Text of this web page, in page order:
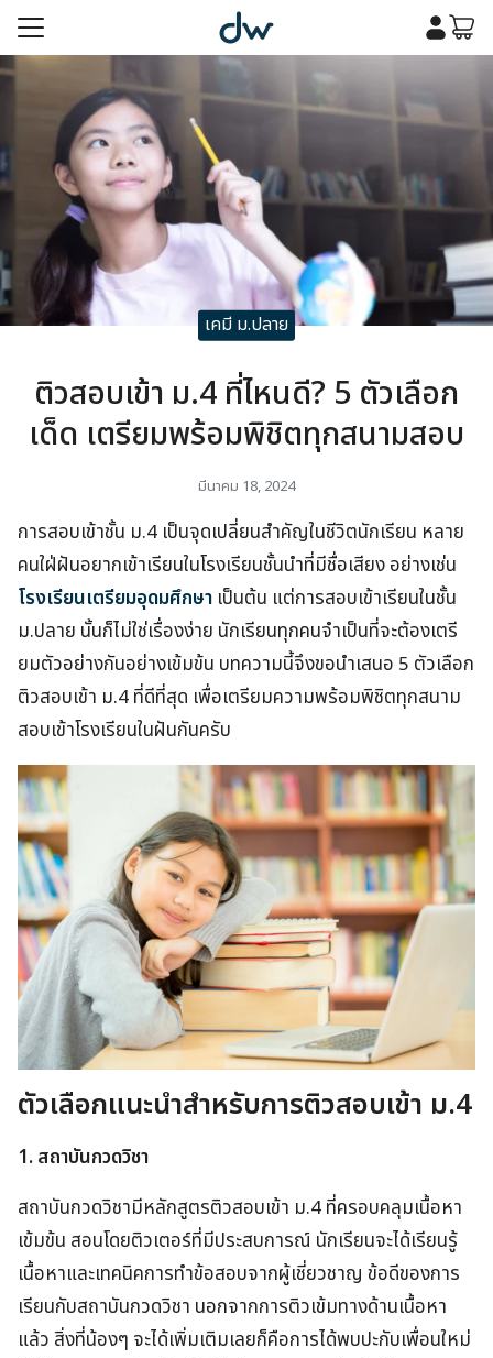
Skip
content
มี
เรา
เคมี ม.ปลาย
ติวสอบเข้า ม.4 ที่ไหนดี? 5 ตัวเลือก
เด็ด เตรียมพร้อมพิชิตทุกสนามสอบ
มีนาคม 18, 2024
การสอบเข้าชั้น ม.4 เป็นจุดเปลี่ยนสำคัญในชีวิตนักเรียน หลาย
คนใฝ่ฝันอยากเข้าเรียนในโรงเรียนชั้นนำที่มีชื่อเสียง อย่างเช่น
โรงเรียนเตรียมอุดมศึกษา เป็นต้น แต่การสอบเข้าเรียนในชั้น
ม.ปลาย นั้นก็ไม่ใช่เรื่องง่าย นักเรียนทุกคนจำเป็นที่จะต้องเตรี
ยมตัวอย่างกันอย่างเข้มข้น บทความนี้จึงขอนำเสนอ 5 ตัวเลือก
ติวสอบเข้า ม.4 ที่ดีที่สุด เพื่อเตรียมความพร้อมพิชิตทุกสนาม
สอบเข้าโรงเรียนในฝันกันครับ
ตัวเลือกแนะนำสำหรับการติวสอบเข้า ม.4
1. สถาบันกวดวิชา
สถาบันกวดวิชามีหลักสูตรติวสอบเข้า ม.4 ที่ครอบคลุมเนื้อหา
เข้มข้น สอนโดยติวเตอร์ที่มีประสบการณ์ นักเรียนจะได้เรียนรู้
เนื้อหาและเทคนิคการทำข้อสอบจากผู้เชี่ยวชาญ ข้อดีของการ
เรียนกับสถาบันกวดวิชา นอกจากการติวเข้มทางด้านเนื้อหา
แล้ว สิ่งที่น้องๆ จะได้เพิ่มเติมเลยก็คือการได้พบปะกับเพื่อนใหม่